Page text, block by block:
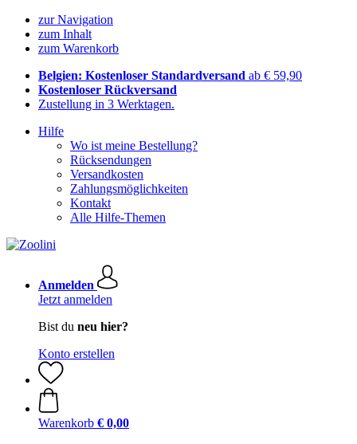
zur Navigation
zum Inhalt
zum Warenkorb
Belgien: Kostenloser Standardversand ab € 59,90
Kostenloser Rückversand
Zustellung in 3 Werktagen.
Hilfe
Wo ist meine Bestellung?
Rücksendungen
Versandkosten
Zahlungsmöglichkeiten
Kontakt
Alle Hilfe-Themen
Anmelden
Jetzt anmelden
Bist du neu hier?
Konto erstellen
Warenkorb € 0,00